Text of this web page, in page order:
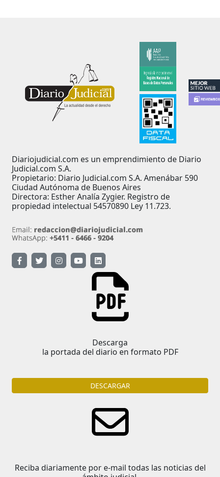
Diariojudicial.com es un emprendimiento de Diario
Judicial.com S.A.
Propietario: Diario Judicial.com S.A. Amenábar 590
Ciudad Autónoma de Buenos Aires
Directora: Esther Analía Zygier. Registro de
propiedad intelectual 54570890 Ley 11.723.
Descarga
la portada del diario en formato PDF
DESCARGAR
Reciba diariamente por e-mail todas las noticias del